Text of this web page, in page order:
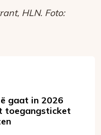
HLN. Foto:
gaat in 2026
toegangsticket